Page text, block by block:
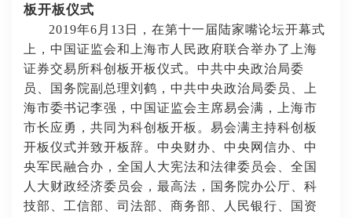
板开板仪式
2019年6月13日，在第十一届陆家嘴论坛开幕式
上，中国证监会和上海市人民政府联合举办了上海
证券交易所科创板开板仪式。中共中央政治局委
员、国务院副总理刘鹤，中共中央政治局委员、上
海市委书记李强，中国证监会主席易会满，上海市
市长应勇，共同为科创板开板。易会满主持科创板
开板仪式并致开板辞。中央财办、中央网信办、中
央军民融合办，全国人大宪法和法律委员会、全国
人大财政经济委员会，最高法，国务院办公厅、科
技部、工信部、司法部、商务部、人民银行、国资